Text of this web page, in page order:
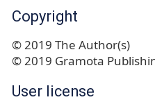
Copyright
© 2019 The Author(s)
© 2019 Gramota
User license